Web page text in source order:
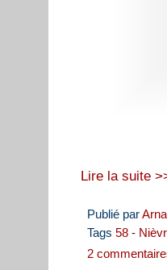
Lire la suite
Publié par
Tags 58 -
2